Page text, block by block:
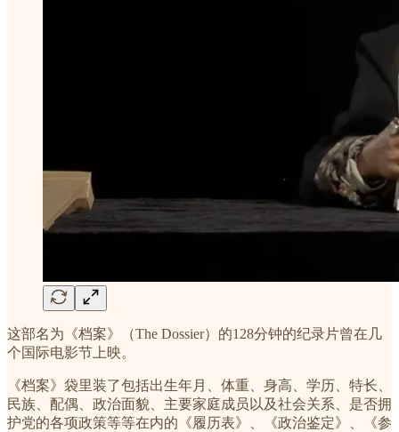
这部名为《档案》（The Dossier）的128分钟的纪录片曾在几
个国际电影节上映。
《档案》袋里装了包括出生年月、体重、身高、学历、特长、
民族、配偶、政治面貌、主要家庭成员以及社会关系、是否拥
护党的各项政策等等在内的《履历表》、《政治鉴定》、《参